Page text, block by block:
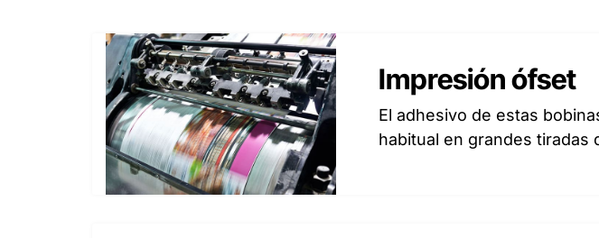
Impresión ófset
El adhesivo de estas
habitual en grandes